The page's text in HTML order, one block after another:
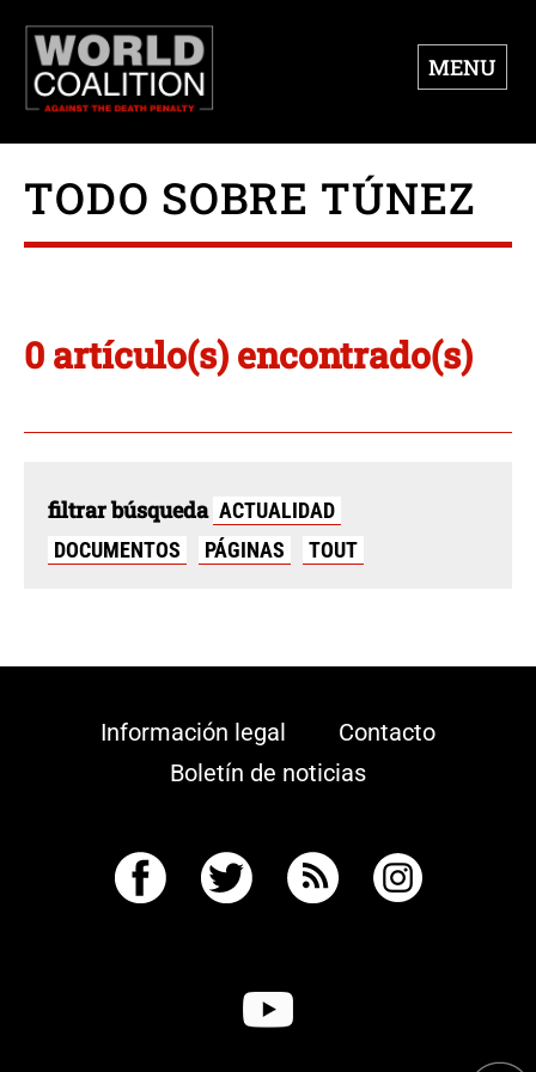
MENU
TODO SOBRE TÚNEZ
0 artículo(s) encontrado(s)
filtrar búsqueda ACTUALIDAD
DOCUMENTOS
PÁGINAS TOUT
Información legal
Contacto
Boletín de noticias